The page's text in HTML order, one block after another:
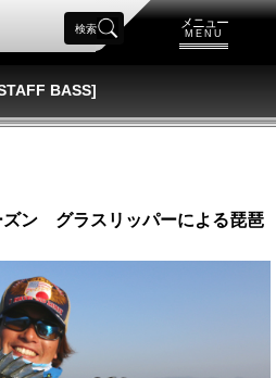
メニュー
MENU
検索
BASS]
ン グラスリッパーによる琵琶